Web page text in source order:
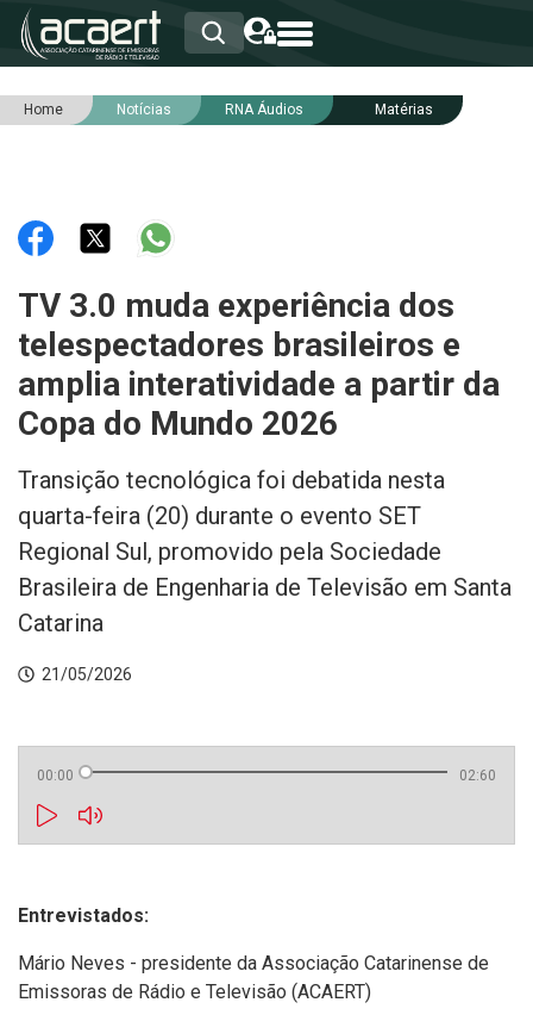
HOME
RNA
NOTÍCIAS
INTEGRIDADE
Home Notícias RNA Áudios Matérias
TV 3.0 muda experiência dos
telespectadores brasileiros e
amplia interatividade a partir da
Copa do Mundo 2026
Transição tecnológica foi debatida nesta
quarta-feira (20) durante o evento SET
Regional Sul, promovido pela Sociedade
Brasileira de Engenharia de Televisão em Santa
Catarina
21/05/2026
00:00 02:60
Entrevistados:
Mário Neves - presidente da Associação Catarinense de
Emissoras de Rádio e Televisão (ACAERT)